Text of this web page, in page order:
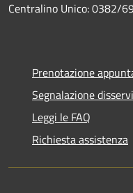
Centralino Unico: 0382/
Prenotazione
Segnalazione
Leggi le FAQ
Richiesta assistenza